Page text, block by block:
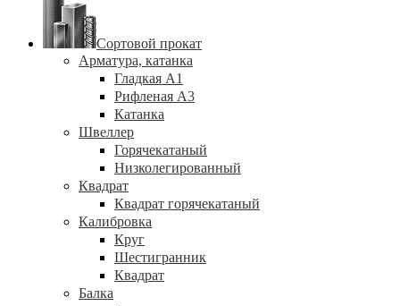
Сортовой прокат
Арматура, катанка
Гладкая А1
Рифленая А3
Катанка
Швеллер
Горячекатаный
Низколегированный
Квадрат
Квадрат горячекатаный
Калибровка
Круг
Шестигранник
Квадрат
Балка